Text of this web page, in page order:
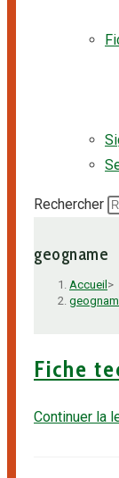
Rechercher
geogname
Accueil >
Fiche
Continuer la